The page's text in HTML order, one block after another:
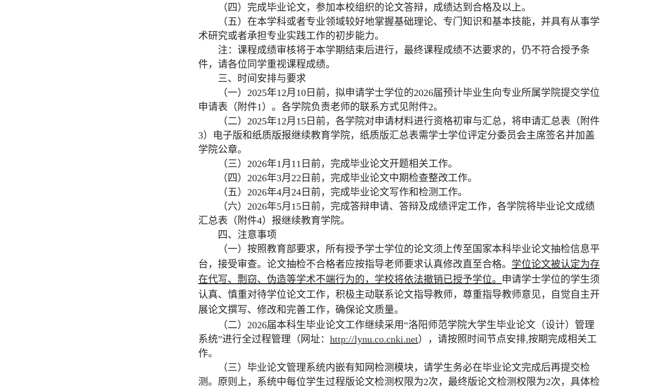
（四）完成毕业论文，参加本校组织的论文答辩，成绩达到合格及以上。
（五）在本学科或者专业领域较好地掌握基础理论、专门知识和基本技能，并具有从事学
术研究或者承担专业实践工作的初步能力。
注：课程成绩审核将于本学期结束后进行，最终课程成绩不达要求的，仍不符合授予条
件，请各位同学重视课程成绩。
三、时间安排与要求
（一）2025年12月10日前，拟申请学士学位的2026届预计毕业生向专业所属学院提交学位
申请表（附件1）。各学院负责老师的联系方式见附件2。
（二）2025年12月15日前，各学院对申请材料进行资格初审与汇总，将申请汇总表（附件
3）电子版和纸质版报继续教育学院，纸质版汇总表需学士学位评定分委员会主席签名并加盖
学院公章。
（三）2026年1月11日前，完成毕业论文开题相关工作。
（四）2026年3月22日前，完成毕业论文中期检查整改工作。
（五）2026年4月24日前，完成毕业论文写作和检测工作。
（六）2026年5月15日前，完成答辩申请、答辩及成绩评定工作，各学院将毕业论文成绩
汇总表（附件4）报继续教育学院。
四、注意事项
（一）按照教育部要求，所有授予学士学位的论文须上传至国家本科毕业论文抽检信息平
台，接受审查。论文抽检不合格者应按指导老师要求认真修改直至合格。 学位论文被认定为存
在代写、剽窃、伪造等学术不端行为的，学校将依法撤销已授予学位。 申请学士学位的学生须
认真、慎重对待学位论文工作，积极主动联系论文指导教师，尊重指导教师意见，自觉自主开
展论文撰写、修改和完善工作，确保论文质量。
（二）2026届本科生毕业论文工作继续采用“洛阳师范学院大学生毕业论文（设计）管理
系统”进行全过程管理（网址： http://lynu.co.cnki.net），请按照时间节点安排,按期完成相关工
作。
（三）毕业论文管理系统内嵌有知网检测模块，请学生务必在毕业论文完成后再提交检
测。原则上，系统中每位学生过程版论文检测权限为2次，最终版论文检测权限为2次，具体检